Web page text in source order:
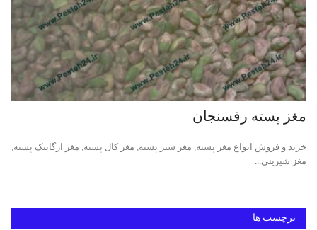
مغز پسته رفسنجان
خرید و فروش انواع مغز پسته, مغز سبز پسته, مغز کال پسته, مغز ارگانیک پسته,
مغز شیرینی...
برچسب ها